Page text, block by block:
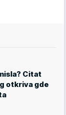
Citat
otkriva gde